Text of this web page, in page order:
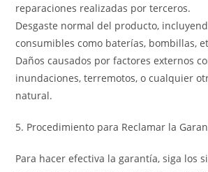
reparaciones realizadas por terceros.
Desgaste normal del producto,
consumibles como baterías, bombillas,
Daños causados por factores externos
inundaciones, terremotos, o cualquier
natural.
5. Procedimiento para Reclamar la
Para hacer efectiva la garantía, siga los